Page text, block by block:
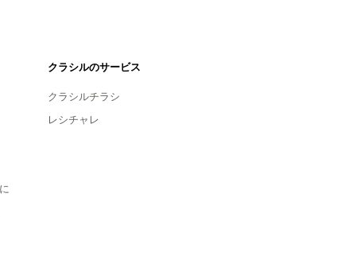
クラシルのサービス
クラシルチラシ
レシチャレ